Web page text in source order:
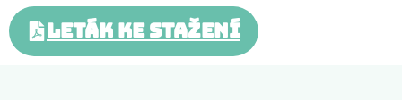
LETÁK KE STAŽENÍ